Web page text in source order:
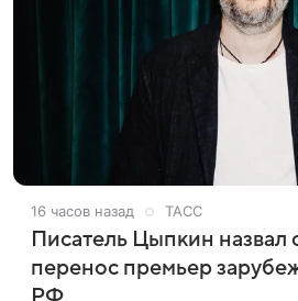
16 часов назад ТАСС
Писатель Цыпкин
перенос премьер